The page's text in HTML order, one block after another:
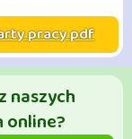
pracy pdf
naszych
online?